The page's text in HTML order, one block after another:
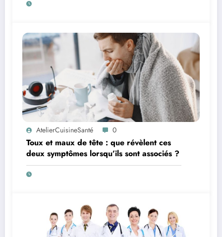
AtelierCuisineSanté 0
Toux et maux de tête : que révèlent ces
deux symptômes lorsqu’ils sont associés ?